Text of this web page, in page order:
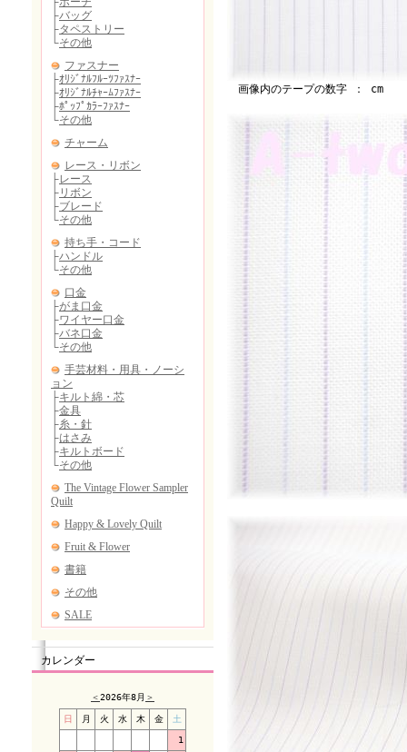
カレンダー
＜2026年8月 ＞
日 月 火 水 木 金 土
1
画像内のテープの数字 ： cm